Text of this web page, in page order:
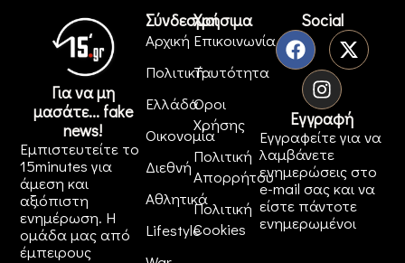
Για να μη
μασάτε... fake
news!
Εμπιστευτείτε το
15minutes για
άμεση και
αξιόπιστη
ενημέρωση. Η
ομάδα μας από
έμπειρους
Σύνδεσμοι
Αρχική
Πολιτική
Ελλάδα
Οικονομία
Διεθνή
Αθλητικά
Lifestyle
Χρήσιμα
Επικοινωνία
Ταυτότητα
Όροι
Χρήσης
Πολιτική
Απορρήτου
Πολιτική
Cookies
Social
Εγγραφή
Εγγραφείτε για να
λαμβάνετε
ενημερώσεις στο
e-mail σας και να
είστε πάντοτε
ενημερωμένοι